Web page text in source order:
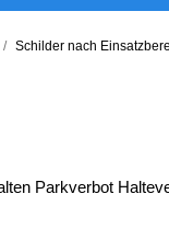
Schilder nach